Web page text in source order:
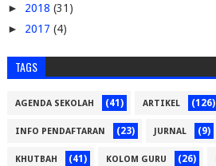
► 2018 (31)
► 2017 (4)
TAGS
AGENDA SEKOLAH (41) ARTIKEL (126)
INFO PENDAFTARAN (23) JURNAL (9)
KHUTBAH (41) KOLOM GURU (26)